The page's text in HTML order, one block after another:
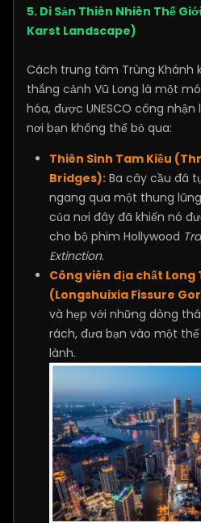
5. Di Sản Thiên Nhiên Thế
Karst Landscape)
Cách trung tâm Trùng Khánh
thắng cảnh Vũ Long là một
hóa, được UNESCO công
nơi bạn không thể bỏ qua:
Thiên Sinh Tam Kiều
Bridges): Ba cây cầu đá
ngang qua một thung
của nơi đây đã khiến nó
cho bộ phim Hollywood
Extinction.
Công viên địa chất Long
(Longshuixia Fissure
và hẹp với những dòng
rách, đưa bạn vào một
lành.